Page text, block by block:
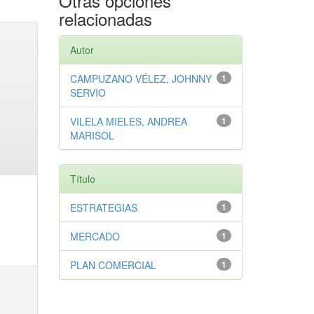
relacionadas
Autor
1
CAMPUZANO VÉLEZ, JOHNNY
SERVIO
1
VILELA MIELES, ANDREA
MARISOL
Título
1
ESTRATEGIAS
1
MERCADO
1
PLAN COMERCIAL